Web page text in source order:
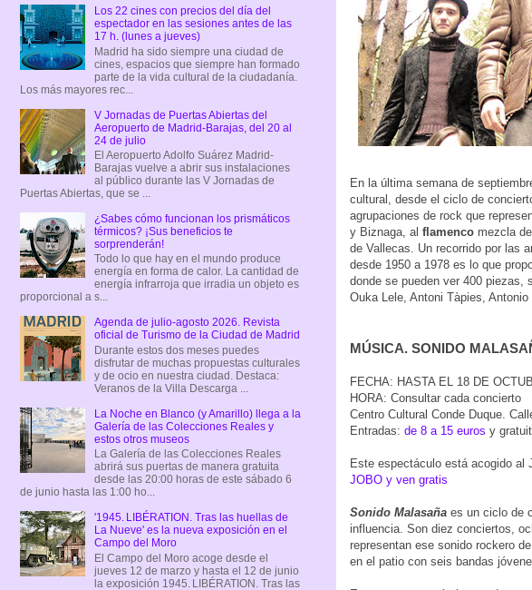
En la última semana de
cultural, desde el ciclo de
agrupaciones de rock que
y Biznaga, al flamenco mezcla
de Vallecas. Un recorrido por las
desde 1950 a 1978 es lo que
donde se pueden ver 400 piezas,
Ouka Lele, Antoni Tàpies,
MÚSICA. SONIDO
FECHA: HASTA EL 18 DE
HORA: Consultar cada concierto
Centro Cultural Conde Duque.
Entradas: de 8 a 15 euros y
Este espectáculo está acogido al
JOBO y ven gratis
Sonido Malasaña es un ciclo de
influencia. Son diez conciertos,
representan ese sonido rockero
en el patio con seis bandas
Los 22 cines con precios del día del
espectador en las sesiones antes de las
17 h. (lunes a jueves)
Madrid ha sido siempre una ciudad de
cines, espacios que siempre han formado
parte de la vida cultural de la ciudadanía.
Los más mayores rec...
V Jornadas de Puertas Abiertas del
Aeropuerto de Madrid-Barajas, del 20 al
24 de julio
El Aeropuerto Adolfo Suárez Madrid-
Barajas vuelve a abrir sus instalaciones
al público durante las V Jornadas de
Puertas Abiertas, que se ...
¿Sabes cómo funcionan los prismáticos
térmicos? ¡Sus beneficios te
sorprenderán!
Todo lo que hay en el mundo produce
energía en forma de calor. La cantidad de
energía infrarroja que irradia un objeto es
proporcional a s...
Agenda de julio-agosto 2026. Revista
oficial de Turismo de la Ciudad de Madrid
Durante estos dos meses puedes
disfrutar de muchas propuestas culturales
y de ocio en nuestra ciudad. Destaca:
Veranos de la Villa Descarga ...
La Noche en Blanco (y Amarillo) llega a la
Galería de las Colecciones Reales y
estos otros museos
La Galería de las Colecciones Reales
abrirá sus puertas de manera gratuita
desde las 20:00 horas de este sábado 6
de junio hasta las 1:00 ho...
'1945. LIBÉRATION. Tras las huellas de
La Nueve' es la nueva exposición en el
Campo del Moro
El Campo del Moro acoge desde el
jueves 12 de marzo y hasta el 12 de junio
la exposición 1945. LIBÉRATION. Tras las